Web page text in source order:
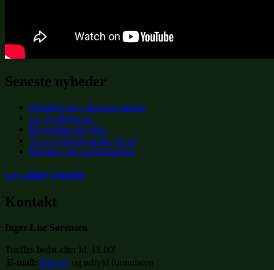
Seneste nyheder
Bjælkehytter i skovens stilhed
De frivilliges tur.
Rejsegilde på hytter
Nu er bjælkehytterne på vej
Bjælkehytter på Katbakken
Læs ældre nyheder
Kontakt
Inger-Lise Sørensen
Træffes bedst efter kl. 18.00!
E-mail: klik herog udfyld formularen